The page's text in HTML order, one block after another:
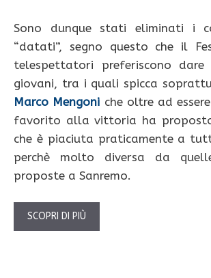
Sono dunque stati eliminati i
“datati”, segno questo che il
telespettatori preferiscono
giovani, tra i quali spicca
Marco Mengoni che oltre ad
favorito alla vittoria ha
che è piaciuta praticamente a
perchè molto diversa da
proposte a Sanremo.
SCOPRI DI PIÙ